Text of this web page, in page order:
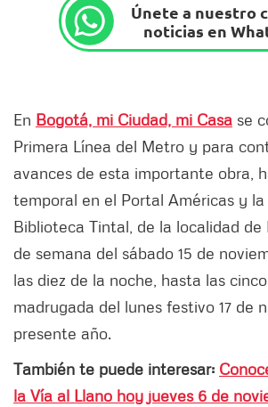
Únete a nuestro
noticias en
En Bogotá, mi Ciudad, mi Casa se
Primera Línea del Metro y para
avances de esta importante obra,
temporal en el Portal Américas y
Biblioteca Tintal, de la localidad de
de semana del sábado 15 de
las diez de la noche, hasta las
madrugada del lunes festivo 17 de
presente año.
También te puede interesar:
la Vía al Llano hoy jueves 6 de